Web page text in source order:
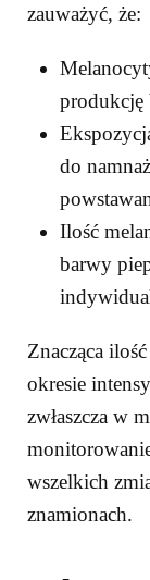
zauważyć, że:
produkcję
do
Ilość
barwy
Znacząca
okresie
zwłaszcza w
wszelkich
znamionach.